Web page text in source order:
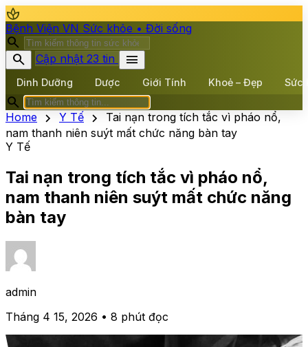
spa
Bệnh Viện VN Sức khỏe • Đời sống
search
search
Cập nhật 23 tin menu
Dinh Dưỡng Dược Giới Tính Khoẻ – Đẹp Sức
search
Home chevron_right Y Tế chevron_right
Tai nạn trong tích tắc vì pháo nổ,
nam thanh niên suýt mất chức năng bàn tay
Y Tế
Tai nạn trong tích tắc vì pháo nổ,
nam thanh niên suýt mất chức năng
bàn tay
admin
Tháng 4 15, 2026 • 8 phút đọc